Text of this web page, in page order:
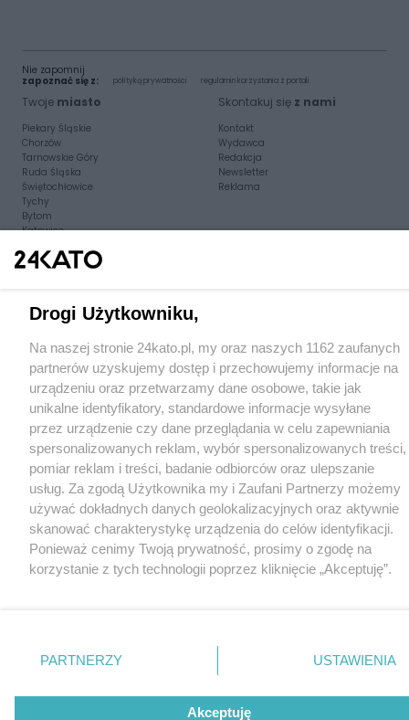
Nie zapomnij
zapoznać się z:
polityką prywatności regulamin korzystania z portali
Twoje miasto
Piekary Śląskie
Chorzów
Tarnowskie Góry
Ruda Śląska
Świętochłowice
Tychy
Bytom
Katowice
Zabrze
Skontakuj się z nami
Kontakt
Wydawca
Redakcja
Newsletter
Reklama
Drogi Użytkowniku,
Na naszej stronie 24kato.pl, my oraz naszych 1162 zaufanych
partnerów uzyskujemy dostęp i przechowujemy informacje na
urządzeniu oraz przetwarzamy dane osobowe, takie jak
unikalne identyfikatory, standardowe informacje wysyłane
przez urządzenie czy dane przeglądania w celu zapewniania
spersonalizowanych reklam, wybór spersonalizowanych treści,
pomiar reklam i treści, badanie odbiorców oraz ulepszanie
usług. Za zgodą Użytkownika my i Zaufani Partnerzy możemy
używać dokładnych danych geolokalizacyjnych oraz aktywnie
skanować charakterystykę urządzenia do celów identyfikacji.
Ponieważ cenimy Twoją prywatność, prosimy o zgodę na
korzystanie z tych technologii poprzez kliknięcie „Akceptuję”.
nie wymagają zgody użytkownika, ale masz prawo sprzeciwić
się takiemu przetwarzaniu. Preferencje będą miały
zastosowania tylko na tej witrynie.
PARTNERZY USTAWIENIA
Akceptuję